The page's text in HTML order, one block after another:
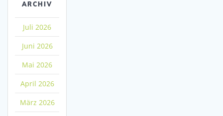
ARCHIV
Juli 2026
Juni 2026
Mai 2026
April 2026
März 2026